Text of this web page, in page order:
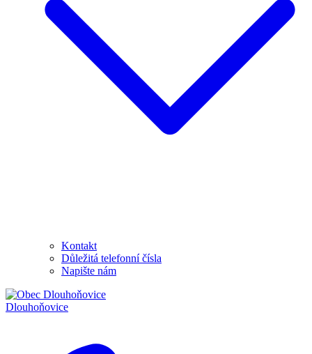
Kontakt
Důležitá telefonní čísla
Napište nám
Dlouhoňovice